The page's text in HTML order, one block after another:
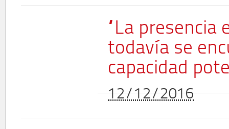
“La presencia
todavía se
capacidad
12/12/2016